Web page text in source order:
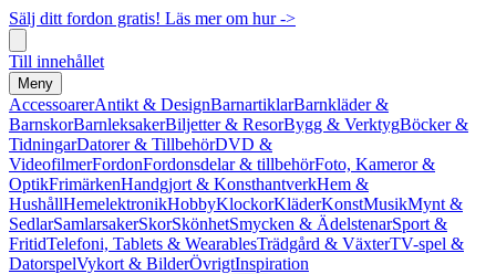
Sälj ditt fordon gratis! Läs mer om hur ->
Till innehållet
Meny
AccessoarerAntikt & DesignBarnartiklarBarnkläder &
BarnskorBarnleksakerBiljetter & ResorBygg & VerktygBöcker &
TidningarDatorer & TillbehörDVD &
VideofilmerFordonFordonsdelar & tillbehörFoto, Kameror &
OptikFrimärkenHandgjort & KonsthantverkHem &
HushållHemelektronikHobbyKlockorKläderKonstMusikMynt &
SedlarSamlarsakerSkorSkönhetSmycken & ÄdelstenarSport &
FritidTelefoni, Tablets & WearablesTrädgård & VäxterTV-spel &
DatorspelVykort & BilderÖvrigtInspiration